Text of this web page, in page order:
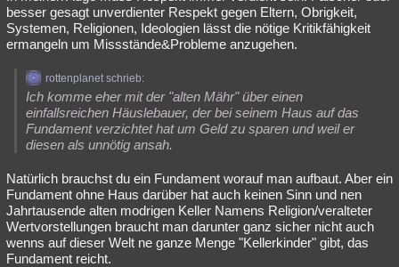
besser gesagt unverdienter Respekt gegen Eltern, Obrigkeit,
Systemen, Religionen, Ideologien lässt die nötige Kritikfähigkeit
ermangeln um Missstände&Probleme anzugehen.
rottenplanet schrieb:
Ich komme eher mit der "alten Mähr" über einen
einfallsreichen Häuslebauer, der bei seinem Haus auf das
Fundament verzichtet hat um Geld zu sparen und weil er
diesen als unnötig ansah.
Natürlich brauchst du ein Fundament worauf man aufbaut. Aber ein
Fundament ohne Haus darüber hat auch keinen Sinn und nen
Jahrtausende alten modrigen Keller Namens Religion/veralteter
Wertvorstellungen braucht man darunter ganz sicher nicht auch
wenns auf dieser Welt ne ganze Menge "Kellerkinder" gibt, das
Fundament reicht.